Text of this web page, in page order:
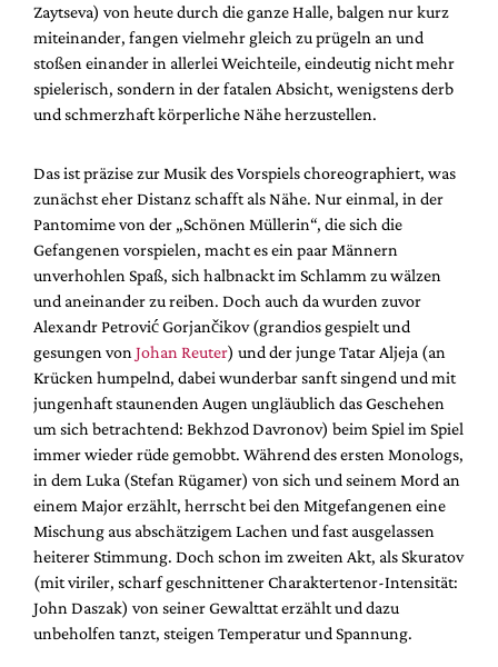
Zaytseva) von heute durch die ganze Halle, balgen nur kurz
miteinander, fangen vielmehr gleich zu prügeln an und
stoßen einander in allerlei Weichteile, eindeutig nicht mehr
spielerisch, sondern in der fatalen Absicht, wenigstens derb
und schmerzhaft körperliche Nähe herzustellen.
Das ist präzise zur Musik des Vorspiels choreographiert, was
zunächst eher Distanz schafft als Nähe. Nur einmal, in der
Pantomime von der „Schönen Müllerin“, die sich die
Gefangenen vorspielen, macht es ein paar Männern
unverhohlen Spaß, sich halbnackt im Schlamm zu wälzen
und aneinander zu reiben. Doch auch da wurden zuvor
Alexandr Petrović Gorjančikov (grandios gespielt und
gesungen von Johan Reuter) und der junge Tatar Aljeja (an
Krücken humpelnd, dabei wunderbar sanft singend und mit
jungenhaft staunenden Augen ungläublich das Geschehen
um sich betrachtend: Bekhzod Davronov) beim Spiel im Spiel
immer wieder rüde gemobbt. Während des ersten Monologs,
in dem Luka (Stefan Rügamer) von sich und seinem Mord an
einem Major erzählt, herrscht bei den Mitgefangenen eine
Mischung aus abschätzigem Lachen und fast ausgelassen
heiterer Stimmung. Doch schon im zweiten Akt, als Skuratov
(mit viriler, scharf geschnittener Charaktertenor-Intensität:
John Daszak) von seiner Gewalttat erzählt und dazu
unbeholfen tanzt, steigen Temperatur und Spannung.